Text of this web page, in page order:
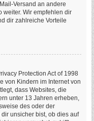
Versand an andere
weiter. Wir empfehlen dir
dir zahlreiche Vorteile
Protection Act of 1998
von Kindern im Internet von
dass Websites, die
unter 13 Jahren erheben,
des oder der
unsicher bist, ob dies auf